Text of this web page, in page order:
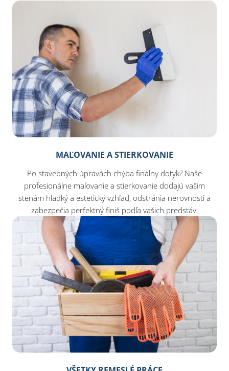
MAĽOVANIE A STIERKOVANIE
Po stavebných úpravách chýba finálny dotyk? Naše
profesionálne maľovanie a stierkovanie dodajú vašim
stenám hladký a estetický vzhľad, odstránia nerovnosti a
zabezpečia perfektný finiš podľa vašich predstáv.